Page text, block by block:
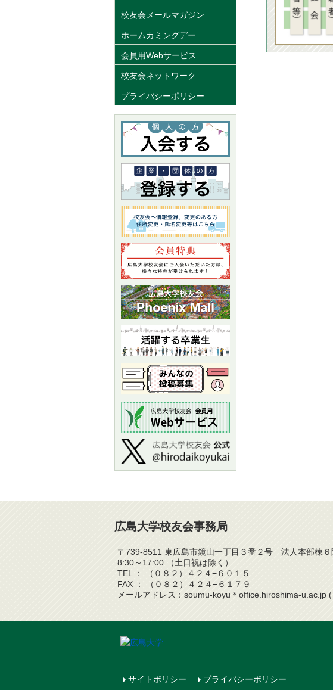
校友会メールマガジン
ホームカミングデー
会員用Webサービス
校友会ネットワーク
プライバシーポリシー
広島大学校友会事務局
〒739-8511 東広島市鏡山一丁目３番２号 法人本部棟６
8:30～17:00 （土日祝は除く）
TEL ： （０８２）４２４−６０１５
FAX ： （０８２）４２４−６１７９
メールアドレス：soumu-koyu＊office.hiroshima-u.ac.jp (
サイトポリシー プライバシーポリシー